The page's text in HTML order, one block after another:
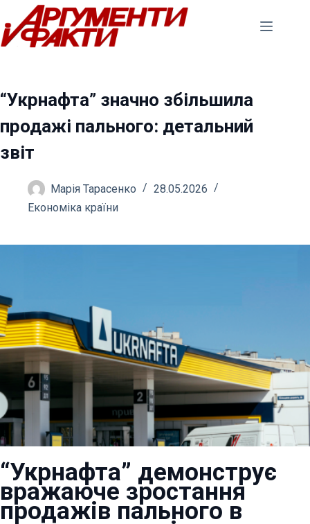
Перейти
до
вмісту
“Укрнафта” значно збільшила
продажі пального: детальний
звіт
Марія Тарасенко
28.05.2026
Економіка країни
“Укрнафта” демонструє
вражаюче зростання
продажів пального в